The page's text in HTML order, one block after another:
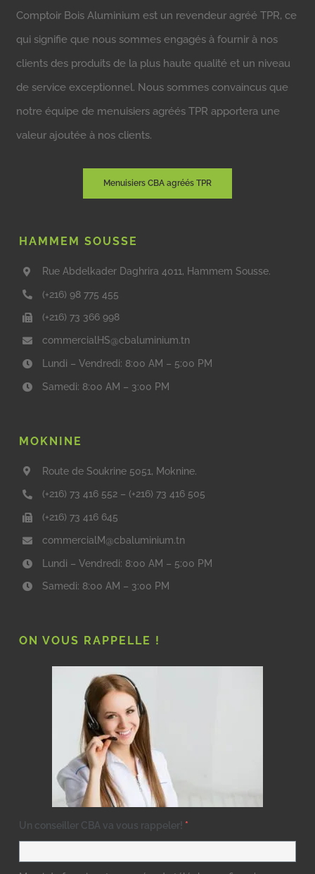
Comptoir Bois Aluminium est un revendeur agréé TPR, ce
qui signifie que nous sommes engagés à fournir à nos
clients des produits de la plus haute qualité et un niveau
de service exceptionnel. Nous sommes convaincus que
notre équipe de menuisiers agréés TPR apportera une
valeur ajoutée à nos clients.
Menuisiers CBA agréés TPR
HAMMEM SOUSSE
Rue Abdelkader Daghrira 4011, Hammem Sousse.
(+216) 98 775 455
(+216) 73 366 998
commercialHS@cbaluminium.tn
Lundi – Vendredi: 8:00 AM – 5:00 PM
Samedi: 8:00 AM – 3:00 PM
MOKNINE
Route de Soukrine 5051, Moknine.
(+216) 73 416 552 – (+216) 73 416 505
(+216) 73 416 645
commercialM@cbaluminium.tn
Lundi – Vendredi: 8:00 AM – 5:00 PM
Samedi: 8:00 AM – 3:00 PM
ON VOUS RAPPELLE !
Un conseiller CBA va vous rappeler! *